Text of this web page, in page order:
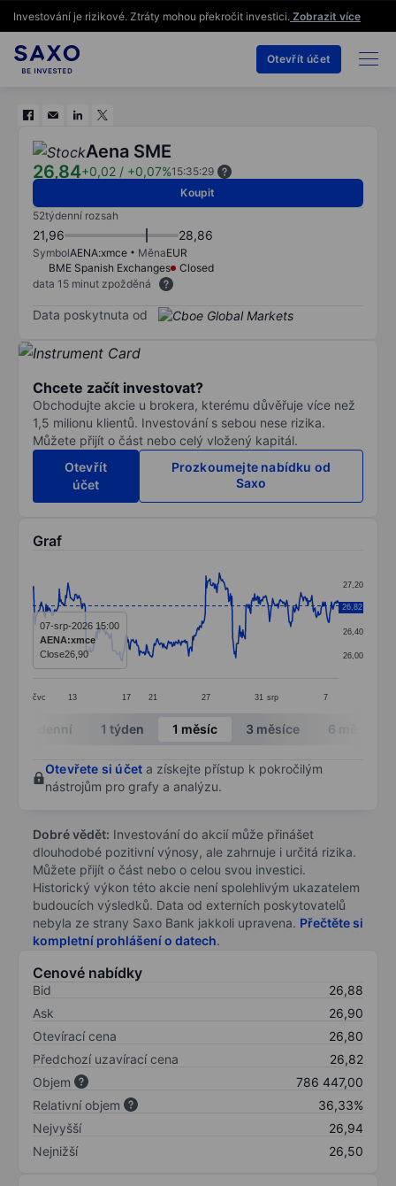
Investování je rizikové. Ztráty mohou překročit investici. Zobrazit více
Otevřít účet
Aena SME
26,84+0,02 / +0,07%15:35:29
Koupit
52týdenní rozsah
21,96 28,86
SymbolAENA:xmce MěnaEUR
BME Spanish Exchanges
Closed
data 15 minut zpožděná
Data poskytnuta od
Chcete začít investovat?
Obchodujte akcie u brokera, kterému důvěřuje více než
1,5 milionu klientů. Investování s sebou nese rizika.
Můžete přijít o část nebo celý vložený kapitál.
Otevřít
účet
Prozkoumejte nabídku od
Saxo
Graf
Line chart with 391 data points.
The chart has 1 X axis displaying categories.
The chart has 1 Y axis displaying values. Data
čvc 13 17 21 27 31 srp 7
26,00
26,40
26,80
27,20
26,82
07-srp-2026 15:00
AENA:xmce
Close26,90
End of interactive chart.
Intradenní 1 týden 1 měsíc 3 měsíce 6 měsíců
Otevřete si účet a získejte přístup k pokročilým
nástrojům pro grafy a analýzu.
Dobré vědět: Investování do akcií může přinášet
dlouhodobé pozitivní výnosy, ale zahrnuje i určitá rizika.
Můžete přijít o část nebo o celou svou investici.
Historický výkon této akcie není spolehlivým ukazatelem
budoucích výsledků. Data od externích poskytovatelů
nebyla ze strany Saxo Bank jakkoli upravena. Přečtěte si
kompletní prohlášení o datech.
Cenové nabídky
Bid
26,88
Ask
26,90
Otevírací cena
26,80
Předchozí uzavírací cena
26,82
Objem
786 447,00
Relativní objem
36,33%
Nejvyšší
26,94
Nejnižší
26,50